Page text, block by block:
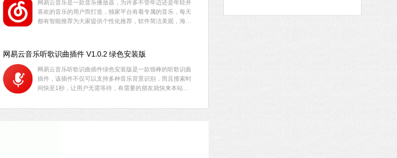
网易云音乐是一款音乐播放器，为许多不管年迈还是年轻并
喜欢的音乐的用户而打造，独家平台有着专属的音乐，每天
都有智能推荐为大家提供个性化推荐，软件简洁美观，海量
网易云音乐听歌识曲插件 V1.0.2 绿色安装版
网易云音乐听歌识曲插件绿色安装版是一款很棒的听歌识曲
插件，该插件不仅可以支持多种音乐背景识别，而且搜索时
间快至1秒，让用户无需等待，有需要的朋友就快来本站进